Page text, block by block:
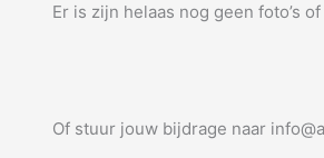
Er is zijn helaas nog geen foto’s
Of stuur jouw bijdrage naar